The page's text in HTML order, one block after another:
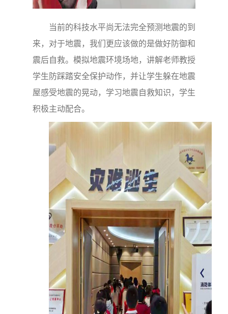
当前的科技水平尚无法完全预测地震的到
来，对于地震，我们更应该做的是做好防御和
震后自救。模拟地震环境场地，讲解老师教授
学生防踩踏安全保护动作，并让学生躲在地震
屋感受地震的晃动，学习地震自救知识，学生
积极主动配合。